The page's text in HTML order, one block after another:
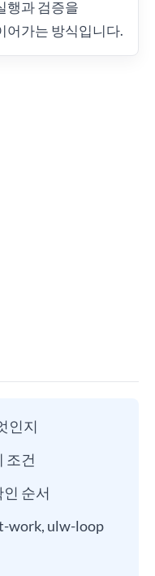
행과 검증을
어가는 방식입니다.
인지
조건
순서
work, ulw-loop